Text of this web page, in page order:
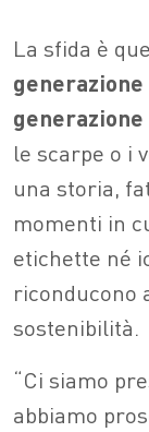
La sfida è
le scarpe o i
una storia,
momenti in
etichette né
riconducono
sostenibilità.
“Ci siamo
abbiamo